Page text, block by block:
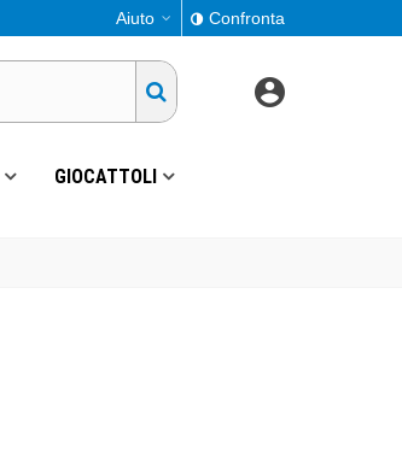
Aiuto Confronta
GIOCATTOLI